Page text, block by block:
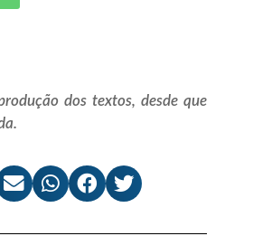
dos textos, desde que